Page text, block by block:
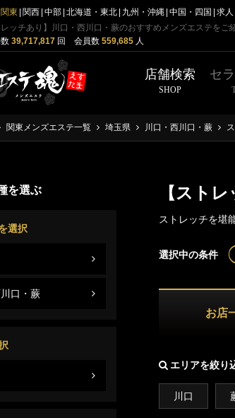
関東 関西 中部 北海道・東北 九州・沖縄 中国・四国
求人
レッチあり】川口・西川口・蕨のおすすめメンズエステをご
39,717,817 回 会員数 559,685 人
店舗検索
SHOP
セ
関東メンズエステ一覧 埼玉県 川口・西川口・蕨
【スト
ストレッチを堪
選択中の条件
お店
エリアを絞り
川口
を選ぶ
選択
埼玉県
口・蕨